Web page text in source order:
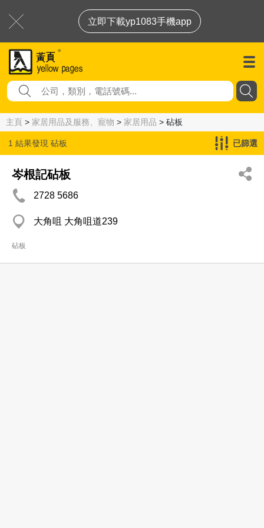
立即下載yp1083手機app
主頁 > 家居用品及服務、寵物 > 家居用品 > 砧板
1 結果發現 砧板 已篩選
岑根記砧板
2728 5686
大角咀 大角咀道239
砧板